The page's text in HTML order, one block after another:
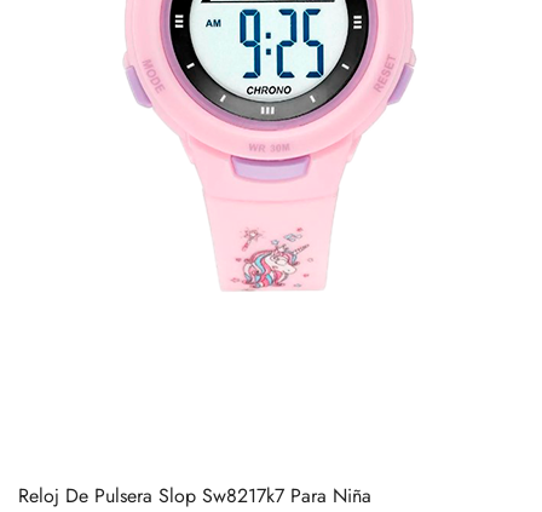
Reloj De Pulsera Slop Sw8217k7 Para Niña